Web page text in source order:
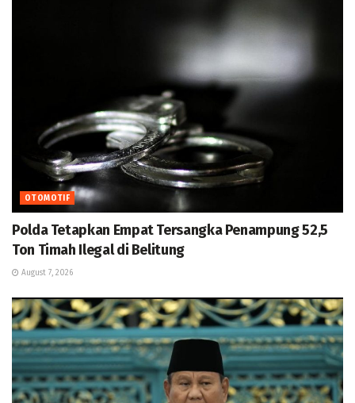
OTOMOTIF
Polda Tetapkan Empat Tersangka Penampung 52,5
Ton Timah Ilegal di Belitung
August 7, 2026